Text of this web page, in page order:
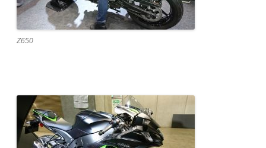
Z650